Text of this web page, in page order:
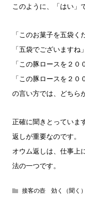
このように、「はい」
「このお菓子を五袋く
「五袋でございますね」
「この豚ロースを２０
「この豚ロースを２０
の言い方では、どちら
正確に聞きとっていま
返しが重要なのです。
オウム返しは、仕事上
法の一つです。
接客の壺 効く（聞く